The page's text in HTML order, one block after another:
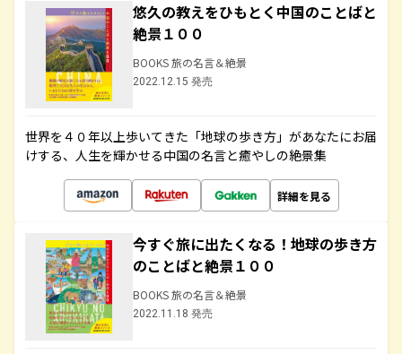
悠久の教えをひもとく中国のことばと
絶景１００
BOOKS 旅の名言＆絶景
2022.12.15 発売
世界を４０年以上歩いてきた「地球の歩き方」があなたにお届
けする、人生を輝かせる中国の名言と癒やしの絶景集
詳細を見る
今すぐ旅に出たくなる！地球の歩き方
のことばと絶景１００
BOOKS 旅の名言＆絶景
2022.11.18 発売